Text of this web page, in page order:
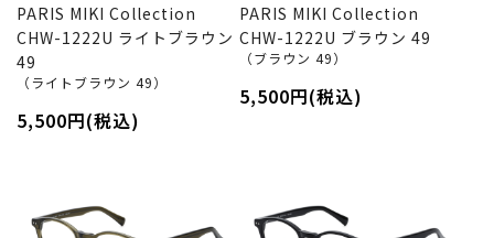
PARIS MIKI Collection
CHW-1222U ライトブラウン
49
（ライトブラウン 49）
5,500円(税込)
PARIS MIKI Collection
CHW-1222U ブラウン 49
（ブラウン 49）
5,500円(税込)